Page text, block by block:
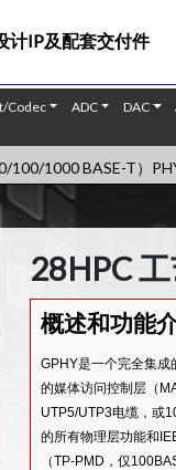
计IP及配套交付件
Codec ADC DAC
100/1000 BASE-T）
28HPC
概述和功能
GPHY是一个完全集成
的媒体访问控制层（
UTP5/UTP3电缆，或
的所有物理层功能和
（TP-PMD，仅